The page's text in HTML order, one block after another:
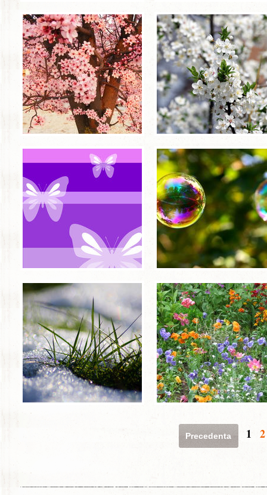
Precedenta 1 2